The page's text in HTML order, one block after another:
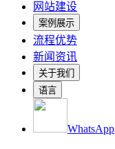
网站建设
案例展示
流程优势
新闻资讯
关于我们
语言
WhatsApp